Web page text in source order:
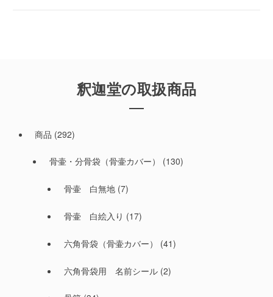
釈迦堂の取扱商品
商品 (292)
骨壷・分骨袋（骨壷カバー） (130)
骨壷 白無地(7)
骨壷 白絵入り (17)
六角骨袋（骨壷カバー） (41)
六角骨袋用 名前シール(2)